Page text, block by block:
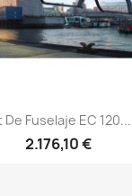
Vista rápida
De Fuselaje EC 120...
2.176,10 €